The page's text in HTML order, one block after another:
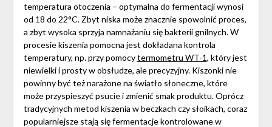
temperatura otoczenia – optymalna do fermentacji wynosi
od 18 do 22°C. Zbyt niska może znacznie spowolnić proces,
a zbyt wysoka sprzyja namnażaniu się bakterii gnilnych. W
procesie kiszenia pomocna jest dokładana kontrola
temperatury, np. przy pomocytermometru WT-1, który jest
niewielki i prosty w obsłudze, ale precyzyjny. Kiszonki nie
powinny być też narażone na światło słoneczne, które
może przyspieszyć psucie i zmienić smak produktu. Oprócz
tradycyjnych metod kiszenia w beczkach czy słoikach, coraz
popularniejsze stają się fermentacje kontrolowane w